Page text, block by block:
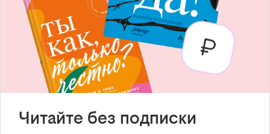
Читайте без подписки